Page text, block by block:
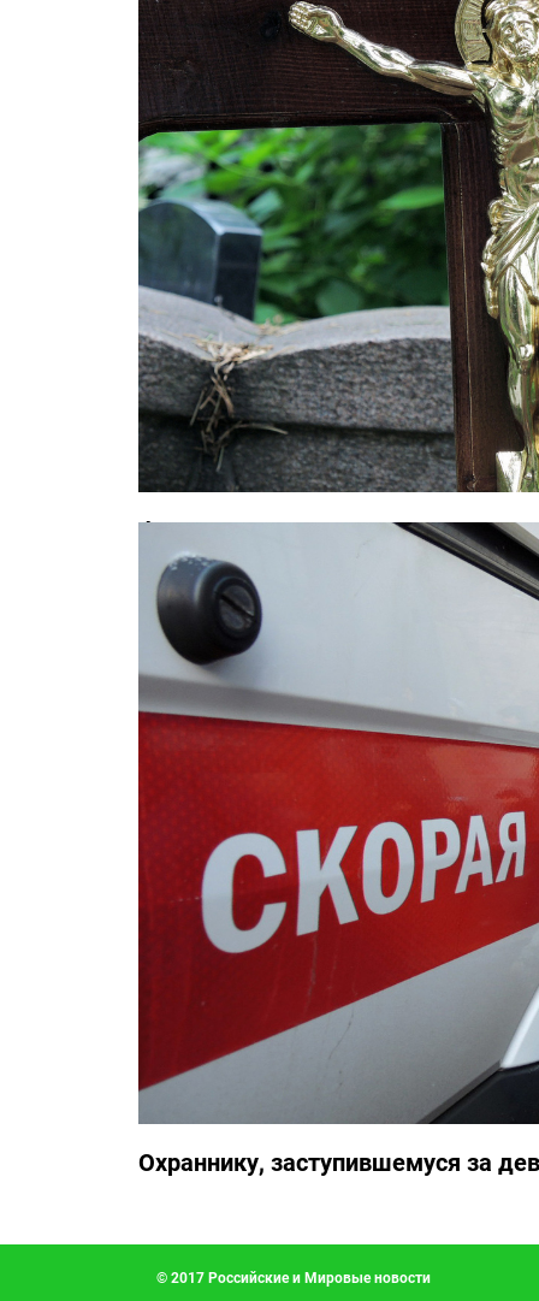
Фатальное совпадение: москвич
дочери
Охраннику, заступившемуся за
© 2017 Российские и Мировые новости